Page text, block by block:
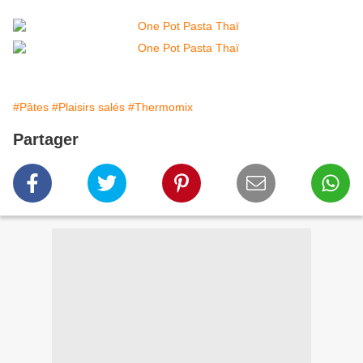
#Pâtes #Plaisirs salés #Thermomix
Partager